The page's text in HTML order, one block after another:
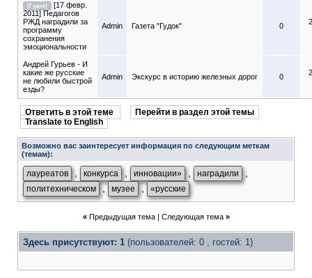
[Гудок]
[17 февр.
2011] Педагогов
РЖД наградили за
программу
сохранения
эмоциональности
Admin Газета "Гудок" 0
Андрей Гурьев - И
какие же русские
не любили быстрой
езды?
Admin Экскурс в историю железных дорог 0
Ответить в этой теме
Перейти в раздел этой темы
Translate to English
Возможно вас заинтересует информация по следующим меткам
(темам):
лауреатов конкурса инновации» наградили
политехническом , музее , «русские
« Предыдущая тема| Следующая тема »
Здесь присутствуют: 1 (пользователей: 0 , гостей: 1)